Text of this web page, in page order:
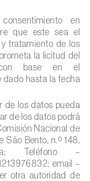
en
que este sea el
tratamiento de los
la licitud del
con base en el
dado hasta la fecha
de los datos pueda
de los datos podrá
Nacional de
São Bento, n.º 148,
Teléfono –
email –
otra autoridad de